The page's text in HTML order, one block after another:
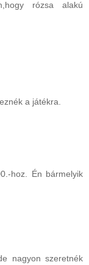
rózsa alakú
a játékra.
hoz. Én bármelyik
nagyon szeretnék